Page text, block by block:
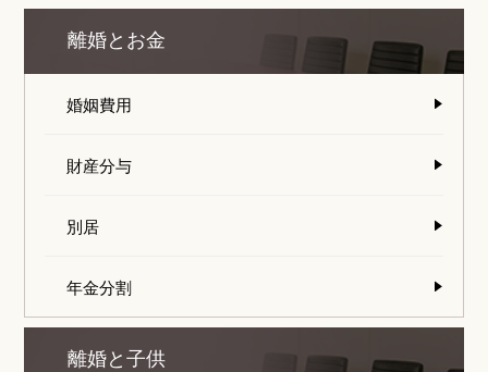
離婚とお金
婚姻費用
財産分与
別居
年金分割
離婚と子供